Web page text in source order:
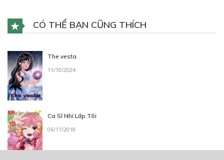
CÓ THỂ BẠN CŨNG THÍCH
The vesta
11/10/2024
Ca Sĩ Nhí Lớp Tôi
06/11/2018